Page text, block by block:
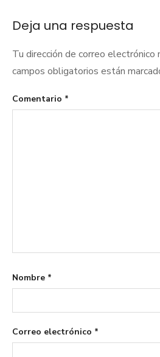
Deja una respuesta
Tu dirección de correo electrónico
campos obligatorios están
Comentario *
Nombre *
Correo electrónico *